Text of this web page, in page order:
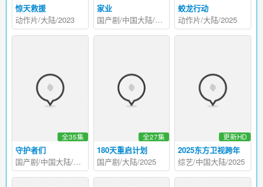
惊天救援
动作片/大陆/2023
家业
国产剧/中国大陆/2026
蛟龙行动
动作片/大陆/2025
守护者们
全35集
国产剧/中国大陆/2025
180天重启计划
全27集
国产剧/大陆/2025
2025东方卫视跨年
更新HD
综艺/中国大陆/2025